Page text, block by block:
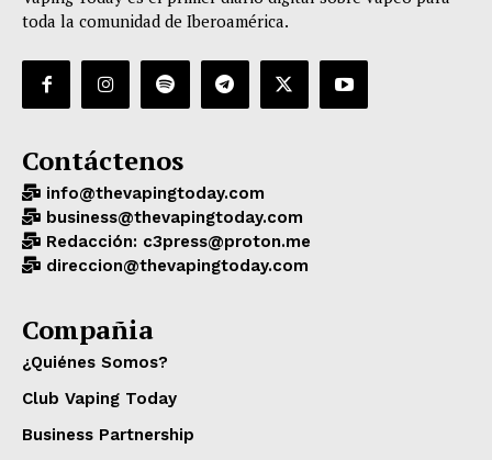
toda la comunidad de Iberoamérica.
Contáctenos
info@thevapingtoday.com
business@thevapingtoday.com
Redacción: c3press@proton.me
direccion@thevapingtoday.com
Compañia
¿Quiénes Somos?
Club Vaping Today
Business Partnership